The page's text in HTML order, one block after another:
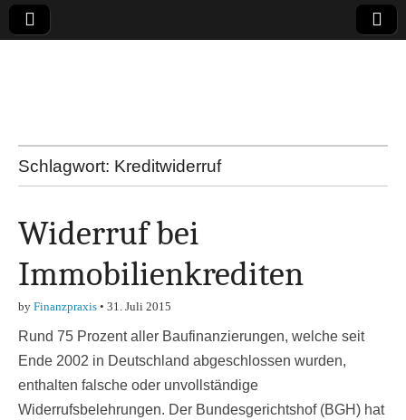
den Themen
Finanzen,
Marketing-, Vertrieb-
& Investment-Tipps
Schlagwort: Kreditwiderruf
Widerruf bei
Immobilienkrediten
by Finanzpraxis • 31. Juli 2015
Rund 75 Prozent aller Baufinanzierungen, welche seit
Ende 2002 in Deutschland abgeschlossen wurden,
enthalten falsche oder unvollständige
Widerrufsbelehrungen. Der Bundesgerichtshof (BGH) hat